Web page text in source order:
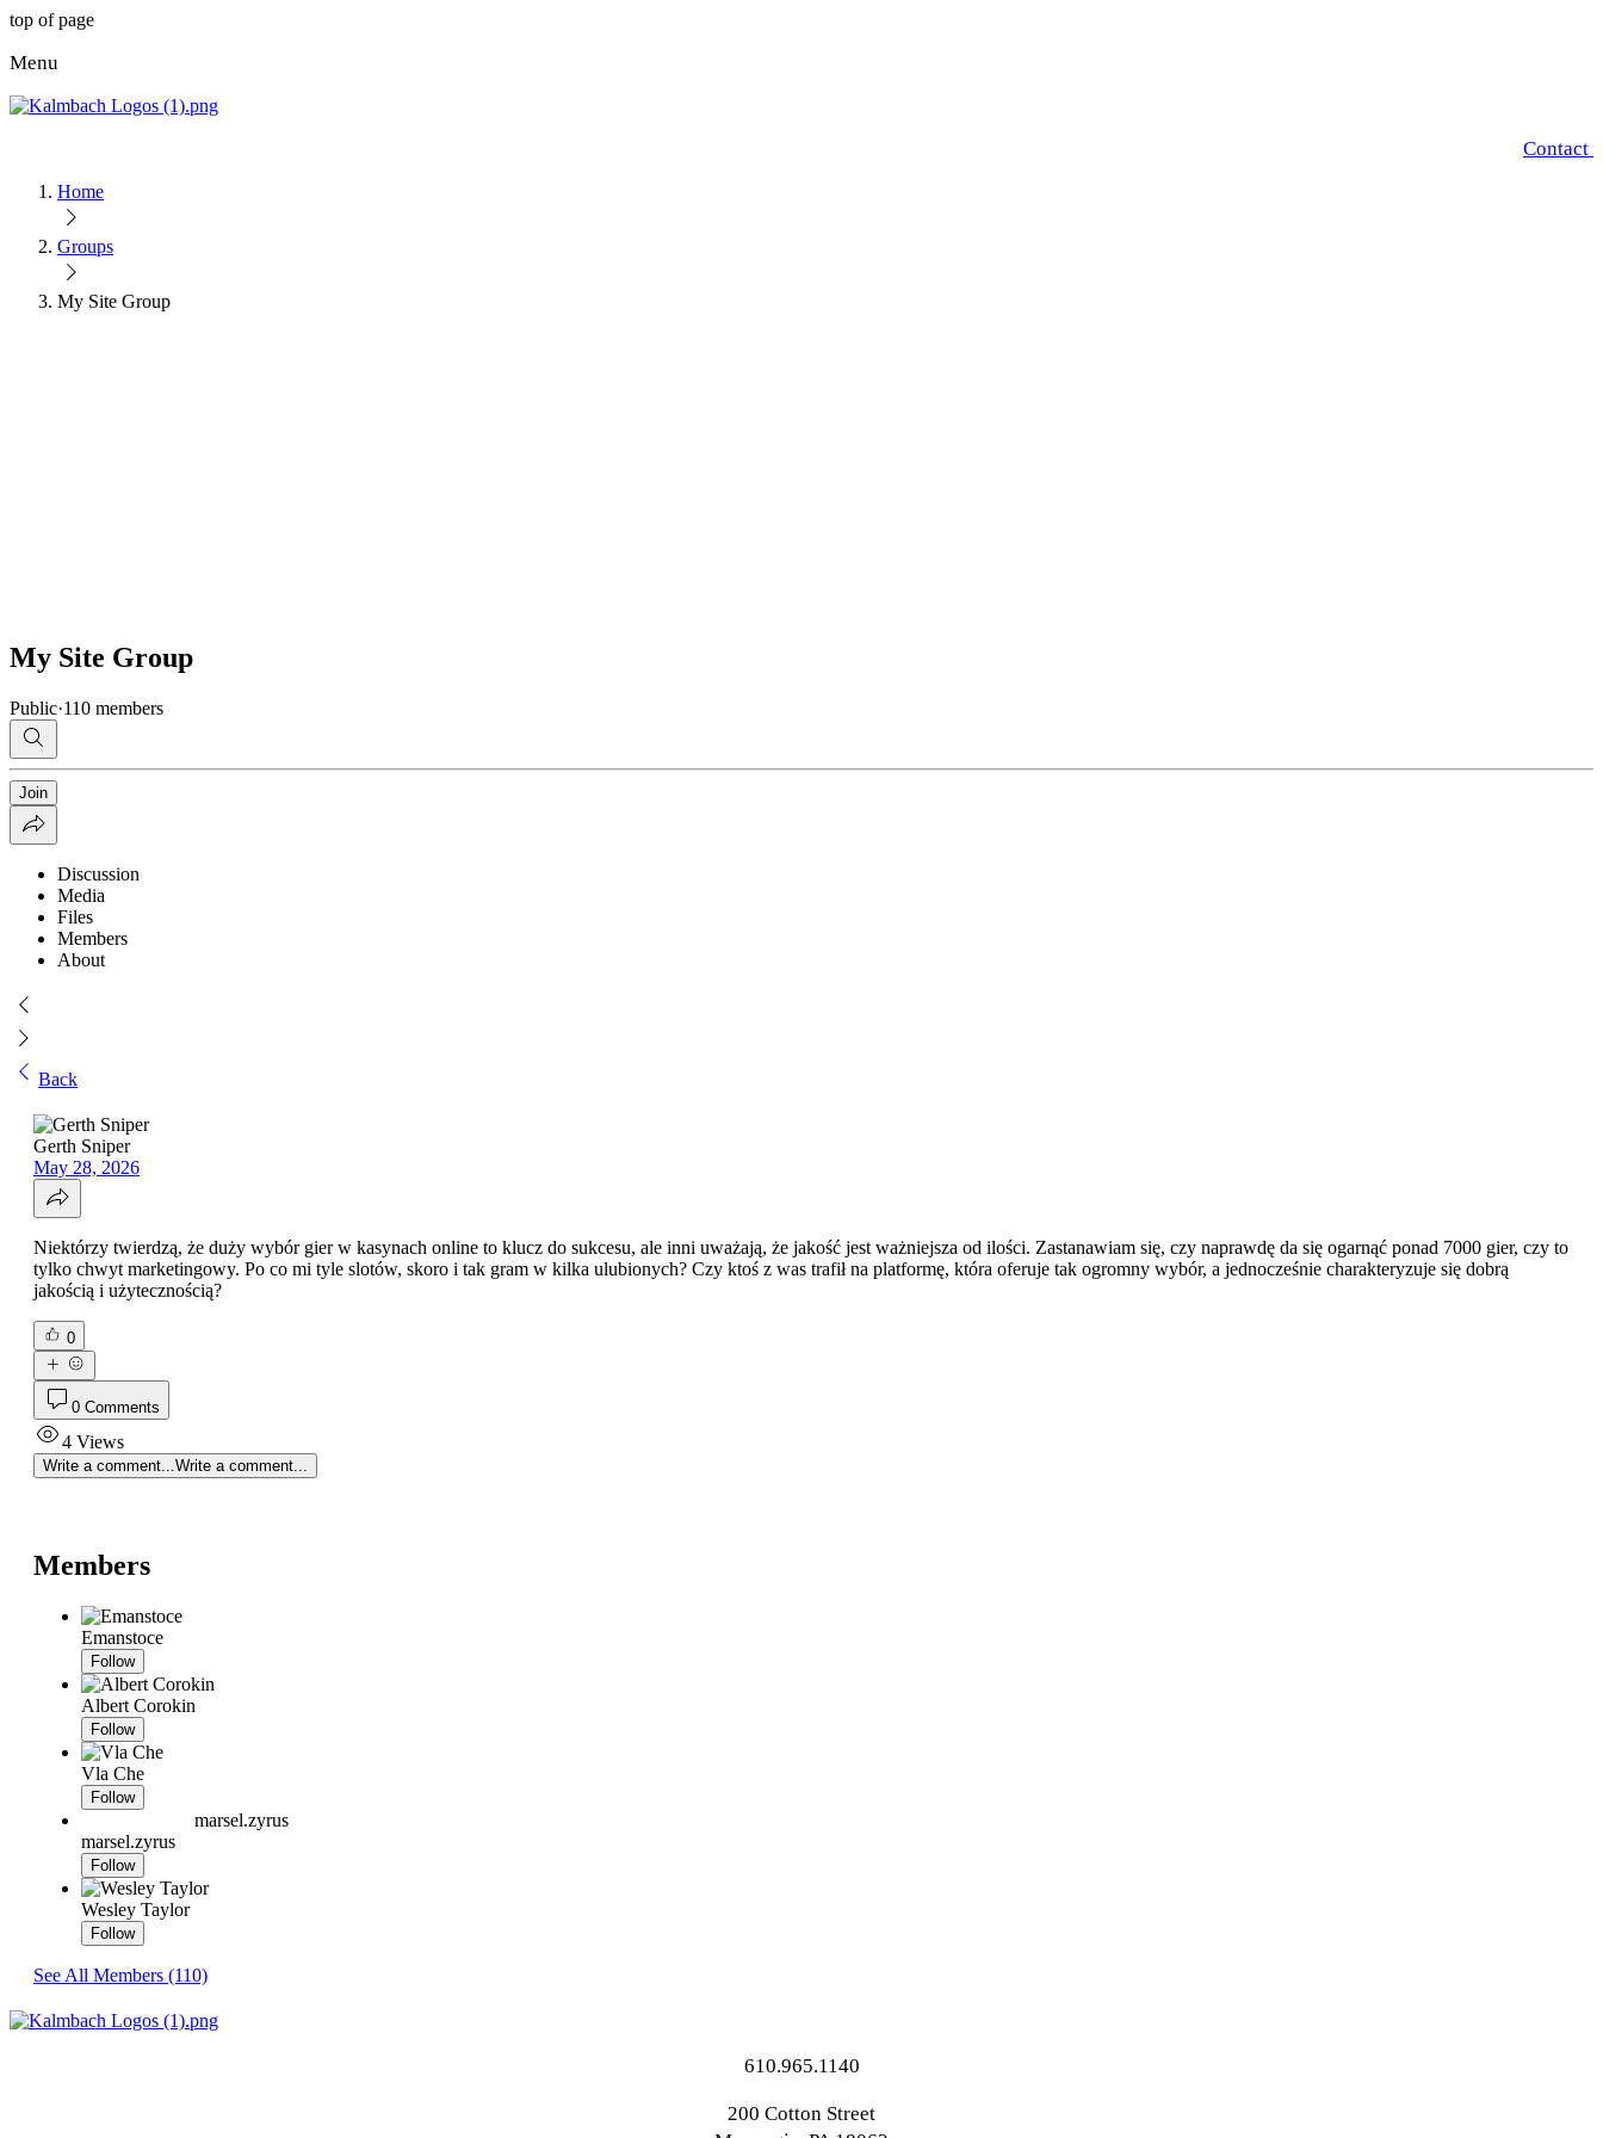
top of page
Menu
Contact
Home
Groups
My Site Group
My Site Group
Public·110 members
Join
Discussion
Media
Files
Members
About
Back
Gerth Sniper
May 28, 2026
Niektórzy twierdzą, że duży wybór gier w kasynach online to klucz do sukcesu, ale inni uważają, że jakość jest ważniejsza od ilości. Zastanawiam się, czy naprawdę da się ogarnąć ponad 7000 gier, czy to
tylko chwyt marketingowy. Po co mi tyle slotów, skoro i tak gram w kilka ulubionych? Czy ktoś z was trafił na platformę, która oferuje tak ogromny wybór, a jednocześnie charakteryzuje się dobrą
jakością i użytecznością?
0
0 Comments
4 Views
Write a comment... Write a comment...
Members
Emanstoce
Follow
Albert Corokin
Follow
Vla Che
Follow
marsel.zyrus
marsel.zyrus
Follow
Wesley Taylor
Follow
See All Members (110)
610.965.1140
200 Cotton Street